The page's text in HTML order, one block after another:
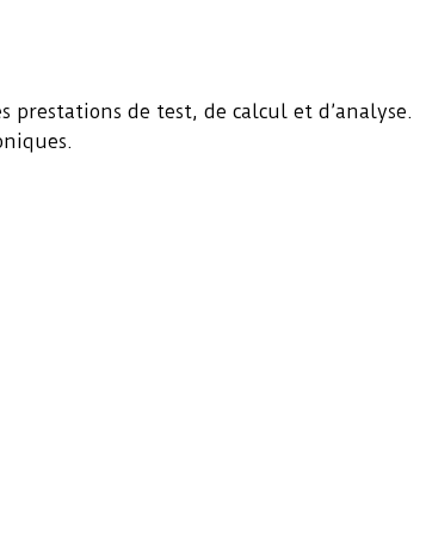
prestations de test, de calcul et d’analyse.